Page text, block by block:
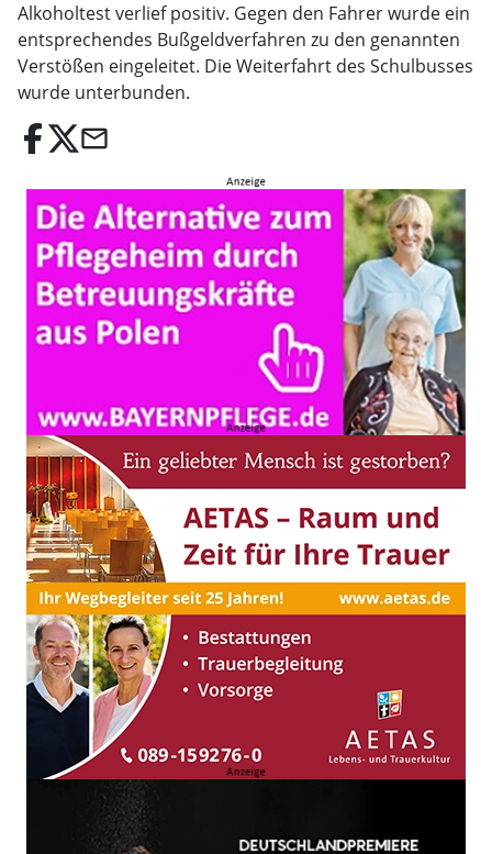
Alkoholtest verlief positiv. Gegen den Fahrer wurde ein
entsprechendes Bußgeldverfahren zu den genannten
Verstößen eingeleitet. Die Weiterfahrt des Schulbusses
wurde unterbunden.
email